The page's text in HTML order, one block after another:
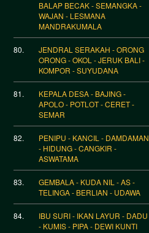
BALAP BECAK - SEMANGKA -
WAJAN - LESMANA
MANDRAKUMALA
80.
JENDRAL SERAKAH - ORONG
ORONG - OKOL - JERUK BALI -
KOMPOR - SUYUDANA
81.
KEPALA DESA - BAJING -
APOLO - POTLOT - CERET -
SEMAR
82.
PENIPU - KANCIL - DAMDAMAN
- HIDUNG - CANGKIR -
ASWATAMA
83.
GEMBALA - KUDA NIL - AS -
TELINGA - BERLIAN - UDAWA
84.
IBU SURI - IKAN LAYUR - DADU
- KUMIS - PIPA - DEWI KUNTI